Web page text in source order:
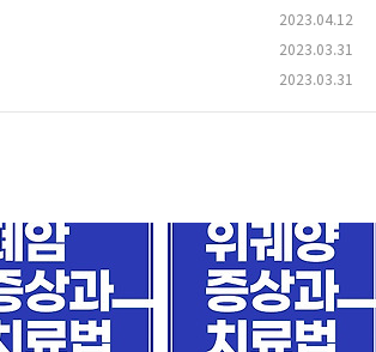
2023.04.12
2023.03.31
2023.03.31